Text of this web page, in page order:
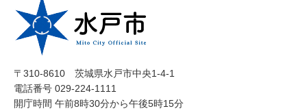
〒310-8610 茨城県水戸市中央1-4-1
電話番号 029-224-1111
開庁時間 午前8時30分から午後5時15分